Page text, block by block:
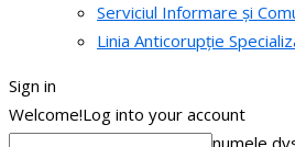
Serviciul Informare și
Linia Anticorupție
Sign in
Welcome!Log into your account
numele